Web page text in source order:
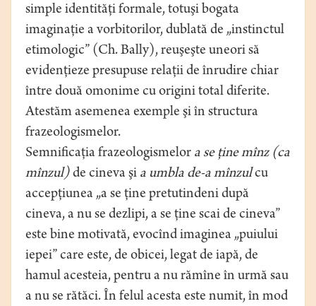
simple identităţi formale, totuşi bogata
imaginaţie a vorbitorilor, dublată de „instinctul
etimologic” (Ch. Bally), reuşeşte uneori să
evidenţieze presupuse relaţii de înrudire chiar
între două omonime cu origini total diferite.
Atestăm asemenea exemple şi în structura
frazeologismelor.
Semnificaţia frazeologismelor a se ţine mînz (ca
mînzul) de cineva şi a umbla de-a mînzulcu
accepţiunea „a se ţine pretutindeni după
cineva, a nu se dezlipi, a se ţine scai de cineva”
este bine motivată, evocînd imaginea „puiului
iepei” care este, de obicei, legat de iapă, de
hamul acesteia, pentru a nu rămîne în urmă sau
a nu se rătăci. În felul acesta este numit, în mod